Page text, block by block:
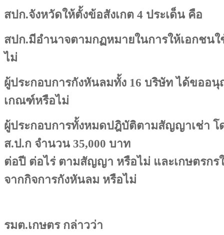
สปก.จังหวัดให้ตั้งข้อสังเกต 4 ประเด็น คือ
สปก.มีอำนาจตามกฏหมายในการให้เอกชน
ไม่
ผู้ประกอบการกังหันลมทั้ง 16 บริษัท ได้ขออ
เกณฑ์หรือไม่
ผู้ประกอบการทั้งหมดปฎิบัติตามสัญญาเช่า โ
ส.ป.ก จำนวน 35,000 บาท
ต่อปี ต่อไร่ ตามสัญญา หรือไม่ และเกษตรก
จากกิจการกังหันลม หรือไม่
รมต.เกษตร กล่าวว่า